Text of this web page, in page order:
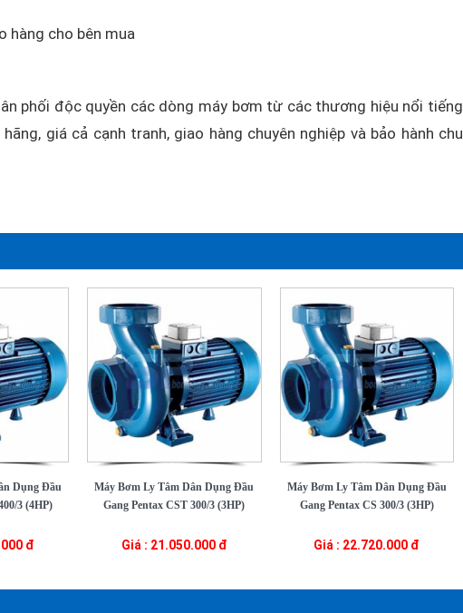
hàng cho bên mua
phối độc quyền các dòng máy bơm từ các thương hiệu nổi tiếng
giá cả cạnh tranh, giao hàng chuyên nghiệp và bảo hành chu
Dụng Đầu
3 (4HP)
đ
Máy Bơm Ly Tâm Dân Dụng Đầu
Gang Pentax CST 300/3 (3HP)
Giá : 21.050.000 đ
Máy Bơm Ly Tâm Dân Dụng Đầu
Gang Pentax CS 300/3 (3HP)
Giá : 22.720.000 đ